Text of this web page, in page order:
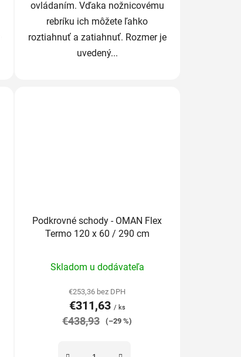
ovládaním. Vďaka nožnicovému
rebríku ich môžete ľahko
roztiahnuť a zatiahnuť. Rozmer je
uvedený...
Podkrovné schody - OMAN Flex
Termo 120 x 60 / 290 cm
hodnotenie
produktu
je
5,0
Skladom u dodávateľa
€253,36 bez DPH
€311,63 / ks
€438,93 (–29 %)